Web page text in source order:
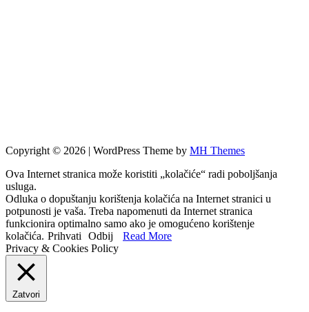
Copyright © 2026 | WordPress Theme by MH Themes
Ova Internet stranica može koristiti „kolačiće“ radi poboljšanja
usluga.
Odluka o dopuštanju korištenja kolačića na Internet stranici u
potpunosti je vaša. Treba napomenuti da Internet stranica
funkcionira optimalno samo ako je omogućeno korištenje
kolačića. Prihvati Odbij
Read More
Privacy & Cookies Policy
Zatvori